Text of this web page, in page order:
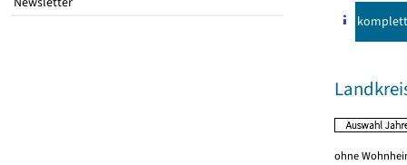
komplett
ohne